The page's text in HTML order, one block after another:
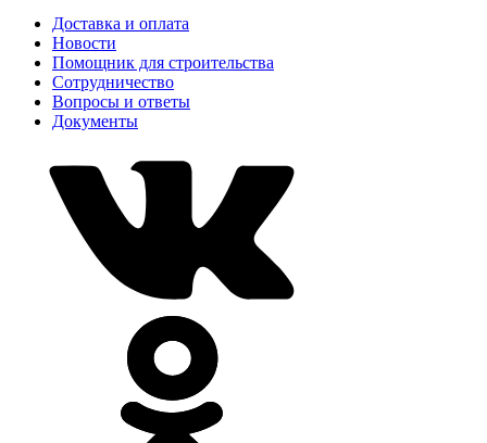
Доставка и оплата
Новости
Помощник для строительства
Сотрудничество
Вопросы и ответы
Документы